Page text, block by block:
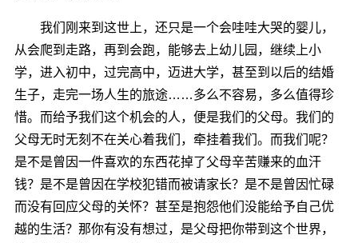
我们刚来到这世上，还只是一个会哇哇大哭的婴儿，
从会爬到走路，再到会跑，能够去上幼儿园，继续上小
学，进入初中，过完高中，迈进大学，甚至到以后的结婚
生子，走完一场人生的旅途……多么不容易，多么值得珍
惜。而给予我们这个机会的人，便是我们的父母。我们的
父母无时无刻不在关心着我们，牵挂着我们。而我们呢？
是不是曾因一件喜欢的东西花掉了父母辛苦赚来的血汗
钱？是不是曾因在学校犯错而被请家长？是不是曾因忙碌
而没有回应父母的关怀？甚至是抱怨他们没能给予自己优
越的生活？那你有没有想过，是父母把你带到这个世界，